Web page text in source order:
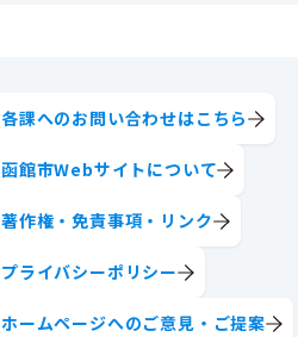
各課へのお問い合わせはこちら
函館市Webサイトについて
著作権・免責事項・リンク
プライバシーポリシー
ホームページへのご意見・ご提案